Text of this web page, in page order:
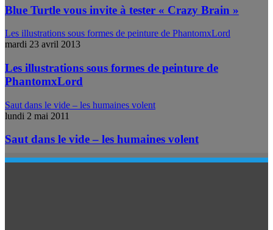
Blue Turtle vous invite à tester « Crazy Brain »
Les illustrations sous formes de peinture de PhantomxLord
mardi 23 avril 2013
Les illustrations sous formes de peinture de
PhantomxLord
Saut dans le vide – les humaines volent
lundi 2 mai 2011
Saut dans le vide – les humaines volent